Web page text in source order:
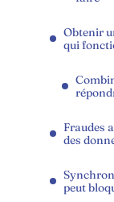
Obtenir
qui
Fraudes
des
peut